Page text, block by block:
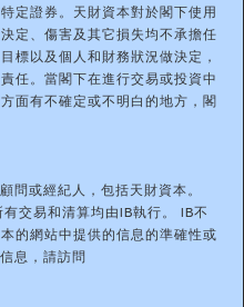
定證券。天財資本對於閣下使用
定、傷害及其它損失均不承擔任
標以及個人和財務狀況做決定，
任。當閣下在進行交易或投資中
面有不確定或不明白的地方，閣
問或經紀人，包括天財資本。
交易和清算均由IB執行。 IB不
的網站中提供的信息的準確性或
息，請訪問